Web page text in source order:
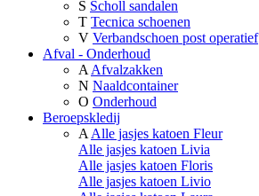
S Scholl sandalen
T Tecnica schoenen
V Verbandschoen post operatief
Afval - Onderhoud
A Afvalzakken
N Naaldcontainer
O Onderhoud
Beroepskledij
A Alle jasjes katoen Fleur
Alle jasjes katoen Livia
Alle jasjes katoen Floris
Alle jasjes katoen Livio